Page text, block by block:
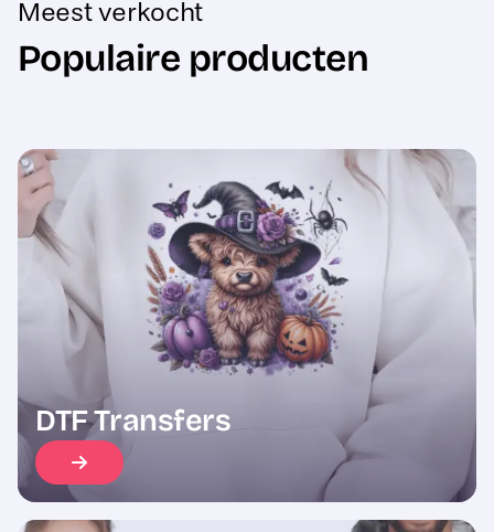
Sale
Populaire producten
DTF Transfers